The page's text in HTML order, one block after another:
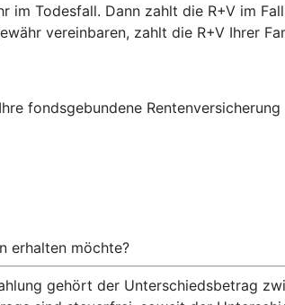
Todesfall. Dann zahlt die R+V im
vereinbaren, zahlt die R+V Ihrer
fondsgebundene
erhalten möchte?
gehört der Unterschiedsbetrag